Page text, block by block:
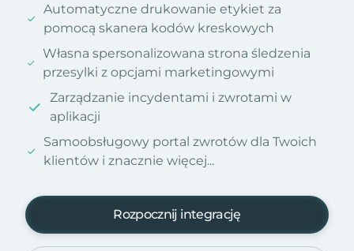
Automatyczne drukowanie etykiet za
pomocą skanera kodów kreskowych
Własna spersonalizowana strona śledzenia
przesylki z opcjami marketingowymi
Zarządzanie incydentami i zwrotami w
aplikacji
Samoobsługowy portal zwrotów dla Twoich
klientów i znacznie więcej...
Rozpocznij integrację